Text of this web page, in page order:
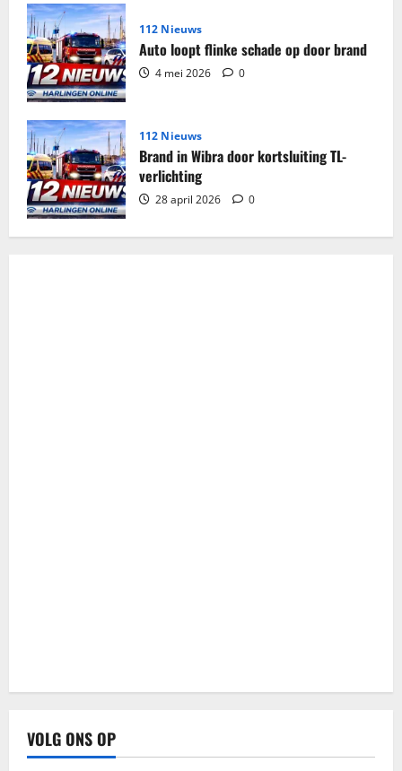
112 Nieuws
Auto loopt flinke schade op door brand
4 mei 2026 0
112 Nieuws
Brand in Wibra door kortsluiting TL-
verlichting
28 april 2026 0
VOLG ONS OP